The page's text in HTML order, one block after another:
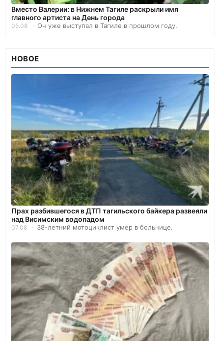
Вместо Валерии: в Нижнем Тагиле раскрыли имя
главного артиста на День города
05.08 Он уже выступал в Тагиле в прошлом году.
НОВОЕ
Прах разбившегося в ДТП тагильского байкера развеяли
над Висимским водопадом
07.08 38-летний мотоциклист умер в больнице.